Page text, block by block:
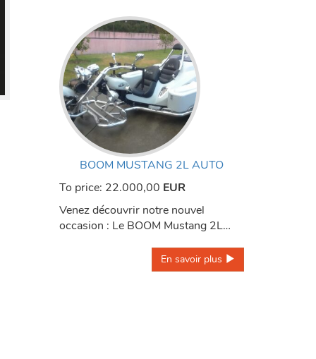
BOOM MUSTANG 2L AUTO
To price: 22.000,00 EUR
Venez découvrir notre nouvel
occasion : Le BOOM Mustang 2L…
En savoir plus